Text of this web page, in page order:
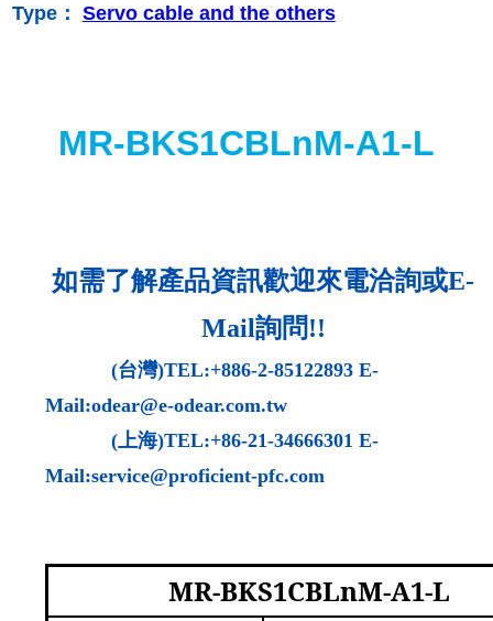
Type： Servo cable and the others
MR-BKS1CBLnM-A1-L
如需了解產品資訊歡迎來電洽詢或E-
Mail詢問!!
(台灣)TEL:+886-2-85122893 E-
Mail:odear@e-odear.com.tw
(上海)TEL:+86-21-34666301 E-
Mail:service@proficient-pfc.com
MR-BKS1CBLnM-A1-L